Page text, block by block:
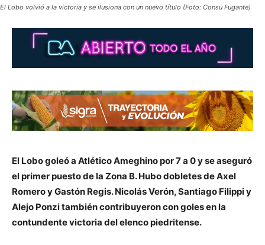
El Lobo volvió a la victoria y se ilusiona con un nuevo título (Foto: Consu Fugante)
El Lobo goleó a Atlético Ameghino por 7 a 0 y se aseguró
el primer puesto de la Zona B. Hubo dobletes de Axel
Romero y Gastón Regis. Nicolás Verón, Santiago Filippi y
Alejo Ponzi también contribuyeron con goles en la
contundente victoria del elenco piedritense.